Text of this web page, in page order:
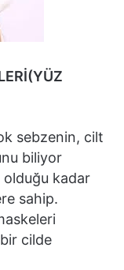
sebzenin, cilt
biliyor
olduğu kadar
sahip.
cilde